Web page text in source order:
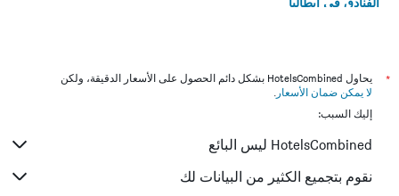
*
يحاول HotelsCombined بشكل دائم الحصول على الأسعار الدقيقة، ولكن
لا يمكن ضمان الأسعار .
إليك السبب:
HotelsCombined ليس البائع
نقوم بتجميع الكثير من البيانات لك